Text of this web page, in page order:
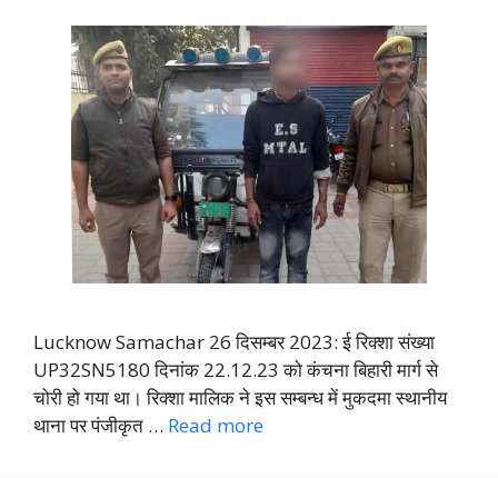
Lucknow Samachar 26 दिसम्बर 2023: ई रिक्शा संख्या
UP32SN5180 दिनांक 22.12.23 को कंचना बिहारी मार्ग से
चोरी हो गया था। रिक्शा मालिक ने इस सम्बन्ध में मुकदमा स्थानीय
थाना पर पंजीकृत … Read more